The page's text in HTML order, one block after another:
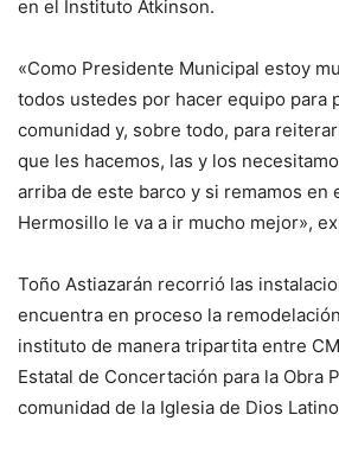
en el Instituto Atkinson.
«Como Presidente Municipal estoy
todos ustedes por hacer equipo para
comunidad y, sobre todo, para
que les hacemos, las y los
arriba de este barco y si remamos en
Hermosillo le va a ir mucho mejor»,
Toño Astiazarán recorrió las
encuentra en proceso la
instituto de manera tripartita entre
Estatal de Concertación para la Obra
comunidad de la Iglesia de Dios